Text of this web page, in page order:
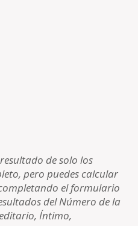
de solo los
pero puedes calcular
el formulario
del Número de la
Íntimo,